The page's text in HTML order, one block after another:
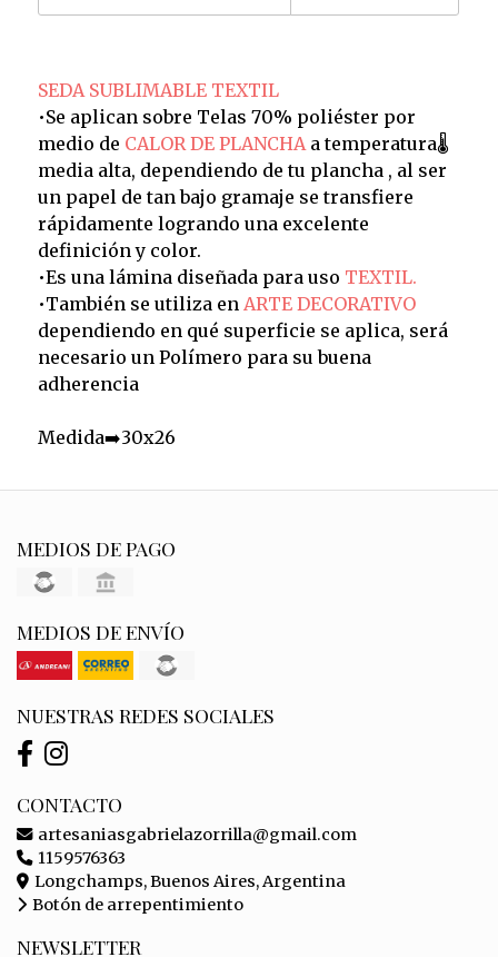
SEDA SUBLIMABLE TEXTIL
•Se aplican sobre Telas 70% poliéster por
medio de CALOR DE PLANCHA a temperatura🌡️
media alta, dependiendo de tu plancha , al ser
un papel de tan bajo gramaje se transfiere
rápidamente logrando una excelente
definición y color.
•Es una lámina diseñada para uso TEXTIL.
•También se utiliza en ARTE DECORATIVO
dependiendo en qué superficie se aplica, será
necesario un Polímero para su buena
adherencia
Medida➡️30x26
MEDIOS DE PAGO
MEDIOS DE ENVÍO
NUESTRAS REDES SOCIALES
CONTACTO
artesaniasgabrielazorrilla@gmail.com
1159576363
Longchamps, Buenos Aires, Argentina
Botón de arrepentimiento
NEWSLETTER